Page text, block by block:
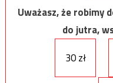
Uważasz, że robimy
do jutra,
30 zł